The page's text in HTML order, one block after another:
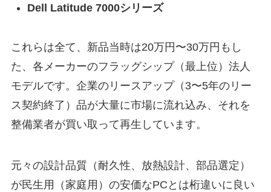
Dell Latitude 7000シリーズ
これらは全て、新品当時は20万円〜30万円もし
た、各メーカーのフラッグシップ（最上位）法人
モデルです。企業のリースアップ（3〜5年のリー
ス契約終了）品が大量に市場に流れ込み、それを
整備業者が買い取って再生しています。
元々の設計品質（耐久性、放熱設計、部品選定）
が民生用（家庭用）の安価なPCとは桁違いに良い